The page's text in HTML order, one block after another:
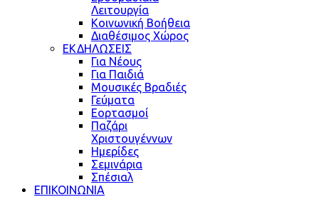
Λειτουργία
Κοινωνική Βοήθεια
Διαθέσιμος Χώρος
ΕΚΔΗΛΩΣΕΙΣ
Για Νέους
Για Παιδιά
Μουσικές Βραδιές
Γεύματα
Εορτασμοί
Παζάρι
Χριστουγέννων
Ημερίδες
Σεμινάρια
Σπέσιαλ
ΕΠΙΚΟΙΝΩΝΙΑ